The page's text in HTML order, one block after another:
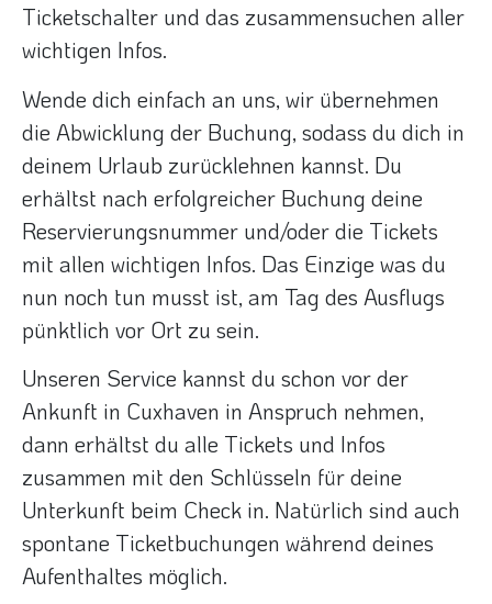
Ticketschalter und das zusammensuchen aller
wichtigen Infos.
Wende dich einfach an uns, wir übernehmen
die Abwicklung der Buchung, sodass du dich in
deinem Urlaub zurücklehnen kannst. Du
erhältst nach erfolgreicher Buchung deine
Reservierungsnummer und/oder die Tickets
mit allen wichtigen Infos. Das Einzige was du
nun noch tun musst ist, am Tag des Ausflugs
pünktlich vor Ort zu sein.
Unseren Service kannst du schon vor der
Ankunft in Cuxhaven in Anspruch nehmen,
dann erhältst du alle Tickets und Infos
zusammen mit den Schlüsseln für deine
Unterkunft beim Check in. Natürlich sind auch
spontane Ticketbuchungen während deines
Aufenthaltes möglich.